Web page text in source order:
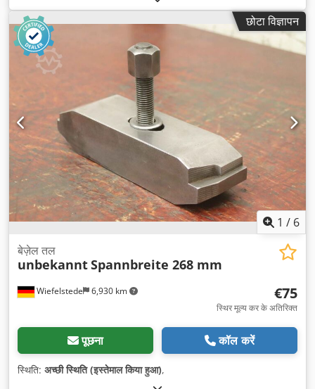
छोटा विज्ञापन
1 / 6
Wiefelstede 6,930 km
बेज़ेल तल
unbekanntSpannbreite 268 mm
€75
स्थिर मूल्य कर के अतिरिक्त
पूछना कॉल करें
स्थिति: अच्छी स्थिति (इस्तेमाल किया हुआ),